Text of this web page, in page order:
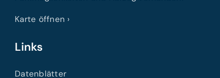
Karte öffnen ›
Links
Datenblätter